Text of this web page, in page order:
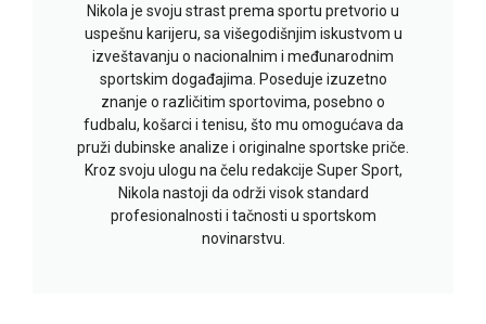
Nikola je svoju strast prema sportu pretvorio u
uspešnu karijeru, sa višegodišnjim iskustvom u
izveštavanju o nacionalnim i međunarodnim
sportskim događajima. Poseduje izuzetno
znanje o različitim sportovima, posebno o
fudbalu, košarci i tenisu, što mu omogućava da
pruži dubinske analize i originalne sportske priče.
Kroz svoju ulogu na čelu redakcije Super Sport,
Nikola nastoji da održi visok standard
profesionalnosti i tačnosti u sportskom
novinarstvu.